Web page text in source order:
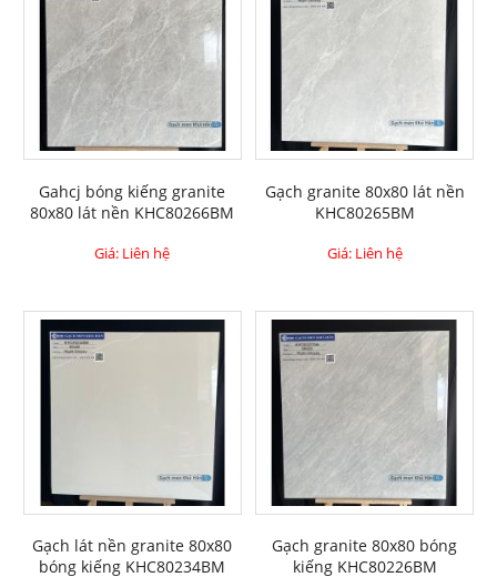
Gahcj bóng kiếng granite
80x80 lát nền KHC80266BM
Giá: Liên hệ
Gạch granite 80x80 lát nền
KHC80265BM
Giá: Liên hệ
Gạch lát nền granite 80x80
bóng kiếng KHC80234BM
Gạch granite 80x80 bóng
kiếng KHC80226BM